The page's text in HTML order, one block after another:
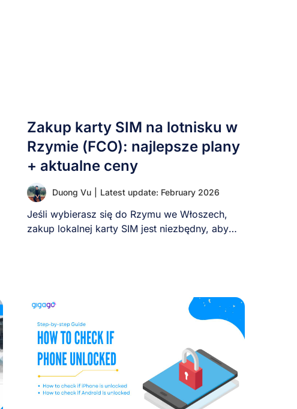
Zakup karty SIM na lotnisku w
Rzymie (FCO): najlepsze plany
+ aktualne ceny
Duong Vu Latest update: February 2026
Jeśli wybierasz się do Rzymu we Włoszech,
zakup lokalnej karty SIM jest niezbędny, aby